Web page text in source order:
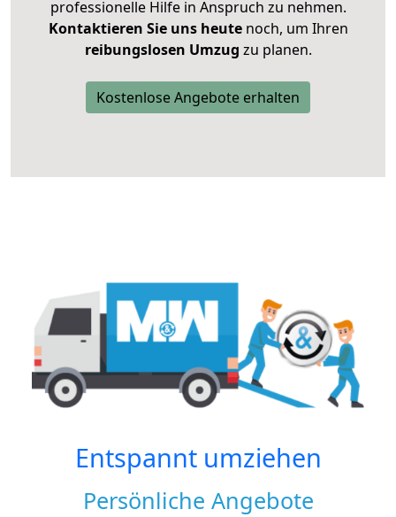
professionelle Hilfe in Anspruch zu nehmen.
Kontaktieren Sie uns heutenoch, um Ihren
reibungslosen Umzug zu planen.
Kostenlose Angebote erhalten
Entspannt umziehen
Persönliche Angebote